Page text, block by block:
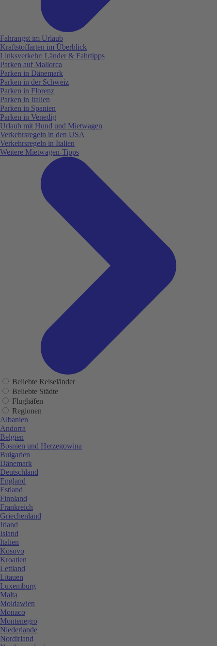
Fahrangst im Urlaub
Kraftstoffarten im Überblick
Linksverkehr: Länder & Fahrtipps
Parken auf Mallorca
Parken in Dänemark
Parken in der Schweiz
Parken in Florenz
Parken in Italien
Parken in Spanien
Parken in Venedig
Urlaub mit Hund und Mietwagen
Verkehrsregeln in den USA
Verkehrsregeln in Italien
Weitere Mietwagen-Tipps
Beliebte Reiseländer
Beliebte Städte
Flughäfen
Regionen
Albanien
Andorra
Belgien
Bosnien und Herzegowina
Bulgarien
Dänemark
Deutschland
England
Estland
Finnland
Frankreich
Griechenland
Irland
Island
Italien
Kosovo
Kroatien
Lettland
Litauen
Luxemburg
Malta
Moldawien
Monaco
Montenegro
Niederlande
Nordirland